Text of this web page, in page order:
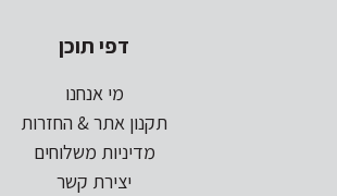
דפי תוכן
מי אנחנו
תקנון אתר & החזרות
מדיניות משלוחים
יצירת קשר